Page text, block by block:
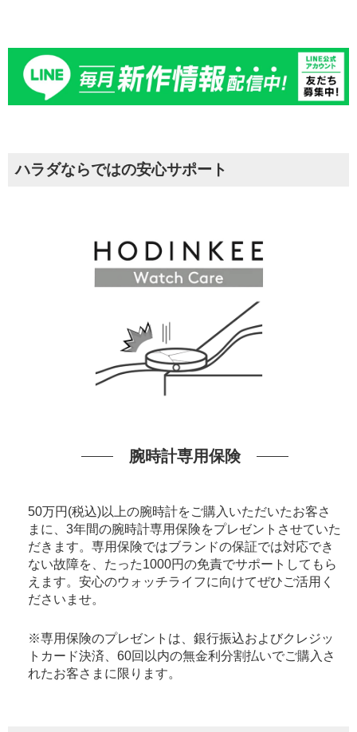
ハラダならではの安心サポート
腕時計専用保険
50万円(税込)以上の腕時計をご購入いただいたお客さ
まに、3年間の腕時計専用保険をプレゼントさせていた
だきます。専用保険ではブランドの保証では対応でき
ない故障を、たった1000円の免責でサポートしてもら
えます。安心のウォッチライフに向けてぜひご活用く
ださいませ。
※専用保険のプレゼントは、銀行振込およびクレジッ
トカード決済、60回以内の無金利分割払いでご購入さ
れたお客さまに限ります。